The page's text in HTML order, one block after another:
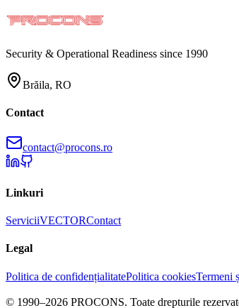
Security & Operational Readiness since 1990
Brăila, RO
Contact
contact@procons.ro
Linkuri
ServiciiVECTORContact
Legal
Politica de confidențialitatePolitica cookiesTermeni
© 1990–2026 PROCONS. Toate drepturile